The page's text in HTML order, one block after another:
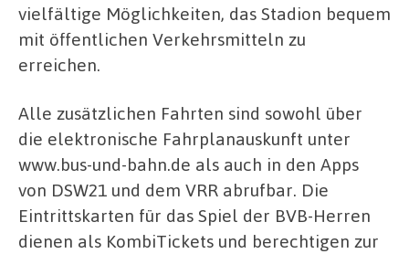
vielfältige Möglichkeiten, das Stadion bequem
mit öffentlichen Verkehrsmitteln zu
erreichen.
Alle zusätzlichen Fahrten sind sowohl über
die elektronische Fahrplanauskunft unter
www.bus-und-bahn.de als auch in den Apps
von DSW21 und dem VRR abrufbar. Die
Eintrittskarten für das Spiel der BVB-Herren
dienen als KombiTickets und berechtigen zur